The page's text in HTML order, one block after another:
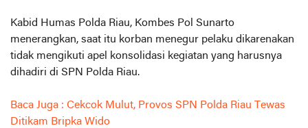
Kabid Humas Polda Riau, Kombes Pol Sunarto
menerangkan, saat itu korban menegur pelaku dikarenakan
tidak mengikuti apel konsolidasi kegiatan yang harusnya
dihadiri di SPN Polda Riau.
Baca Juga : Cekcok Mulut, Provos SPN Polda Riau Tewas
Ditikam Bripka Wido